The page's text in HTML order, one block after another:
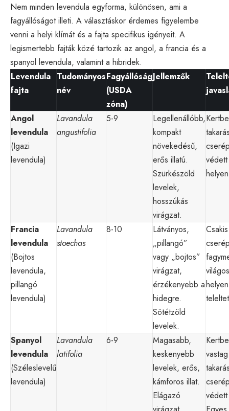
Nem minden levendula egyforma, különösen, ami a
fagyállóságot illeti. A választáskor érdemes figyelembe
venni a helyi klímát és a fajta specifikus igényeit. A
legismertebb fajták közé tartozik az angol, a francia és a
spanyol levendula, valamint a hibridek.
Levendula
fajta
Tudományos
név
Fagyállóság
(USDA
zóna)
Jellemzők
Angol
levendula
(Igazi
levendula)
Lavandula
angustifolia
5-9
Legellenállóbb,
kompakt
növekedésű,
erős illatú.
Szürkészöld
levelek,
hosszúkás
virágzat.
védett
Francia
levendula
(Bojtos
levendula,
pillangó
levendula)
Lavandula
stoechas
8-10
Látványos,
„pillangó”
vagy „bojtos”
virágzat,
érzékenyebb a
hidegre.
Sötétzöld
levelek.
Csakis
világos
helyen
Spanyol
levendula
(Széleslevelű
levendula)
Lavandula
latifolia
6-9
Magasabb,
keskenyebb
levelek, erős,
kámforos illat.
Elágazó
vastag